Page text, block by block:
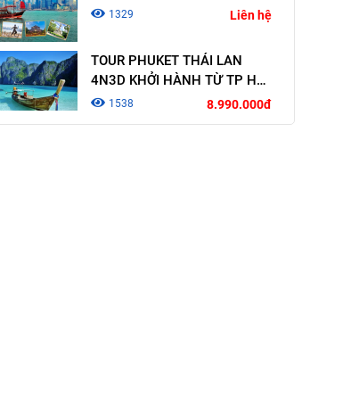
4N3D KHỞI HÀNH TỪ TP HỒ
CHÍ MINH
1538 8.990.000đ
TOUR SINGAPORE -